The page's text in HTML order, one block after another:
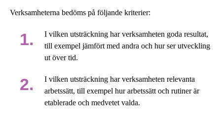
Verksamheterna bedöms på följande kriterier:
I vilken utsträckning har verksamheten goda resultat,
till exempel jämfört med andra och hur ser utveckling
ut över tid.
I vilken utsträckning har verksamheten relevanta
arbetssätt, till exempel hur arbetssätt och rutiner är
etablerade och medvetet valda.